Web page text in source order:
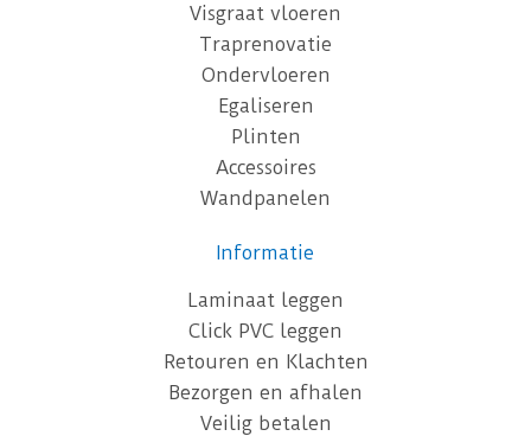
Visgraat vloeren
Traprenovatie
Ondervloeren
Egaliseren
Plinten
Accessoires
Wandpanelen
Informatie
Laminaat leggen
Click PVC leggen
Retouren en Klachten
Bezorgen en afhalen
Veilig betalen